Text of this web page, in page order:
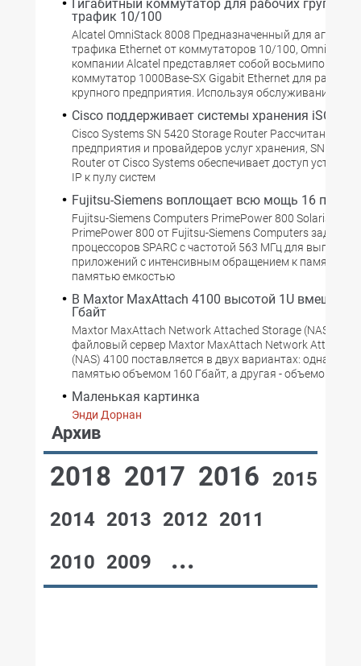
Гигабитный коммутатор для рабочих групп
трафик 10/100
Alcatel OmniStack 8008 Предназначенный для
трафика Ethernet от коммутаторов 10/100, OmniStack
компании Alcatel представляет собой
коммутатор 1000Base-SX Gigabit Ethernet для рабочих
крупного предприятия. Используя обслуживание
Cisco поддерживает системы хранения iSCSI
Cisco Systems SN 5420 Storage Router Рассчитанный
предприятия и провайдеров услуг хранения, SN 5420
Router от Cisco Systems обеспечивает доступ
IP к пулу систем
Fujitsu-Siemens воплощает всю мощь 16
Fujitsu-Siemens Computers PrimePower 800 Solaris-
PrimePower 800 от Fujitsu-Siemens Computers
процессоров SPARC с частотой 563 МГц для
приложений с интенсивным обращением к памяти.
памятью емкостью
В Maxtor MaxAttach 4100 высотой 1U
Гбайт
Maxtor MaxAttach Network Attached Storage (NAS)
файловый сервер Maxtor MaxAttach Network Attached
(NAS) 4100 поставляется в двух вариантах: одна
памятью объемом 160 Гбайт, а другая - объемом 320
Маленькая картинка
Энди Дорнан
Архив
2018 2017 2016
2015
2014 2013 2012 2011
2010 2009 ...